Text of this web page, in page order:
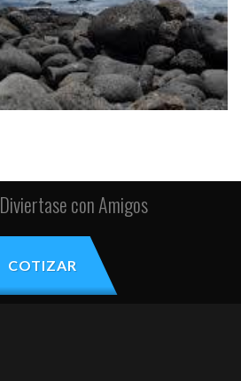
Diviertase con Amigos
COTIZAR